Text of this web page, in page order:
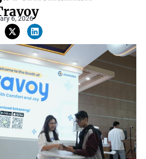
6, 2026